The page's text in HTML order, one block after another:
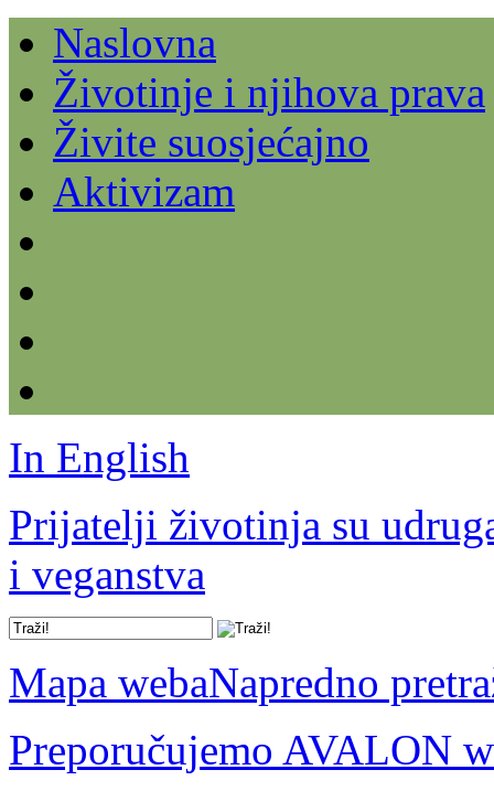
Naslovna
Životinje i njihova prava
Živite suosjećajno
Aktivizam
In English
Prijatelji životinja su
i veganstva
Mapa webaNapredno
Preporučujemo AVALON